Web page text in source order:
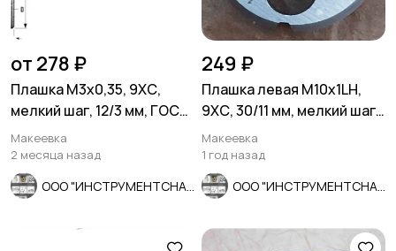
от 278 ₽
Плашка М3х0,35, 9ХС,
мелкий шаг, 12/3 мм, ГОСТ
7740-71, сделано в СССР
Макеевка
2 месяца назад
249 ₽
Плашка левая М10х1LH,
9ХС, 30/11 мм, мелкий шаг,
ГОСТ 9740-71
Макеевка
1 год назад